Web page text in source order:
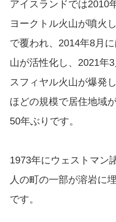
アイスランドでは2010
ヨークトル火山が噴火
で覆われ、2014年8月
山が活性化し、2021年
スフィヤル火山が爆発
ほどの規模で居住地域
50年ぶりです。
1973年にウェストマン
人の町の一部が溶岩に
です。